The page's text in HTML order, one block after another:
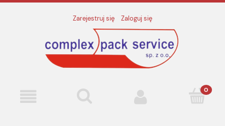
Zarejestruj się Zaloguj się